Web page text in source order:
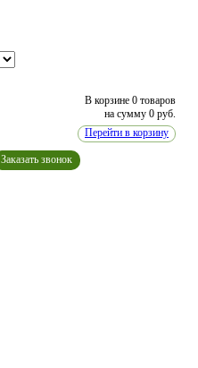
В корзине 0 товаров
на сумму 0 руб.
Перейти в корзину
Заказать звонок